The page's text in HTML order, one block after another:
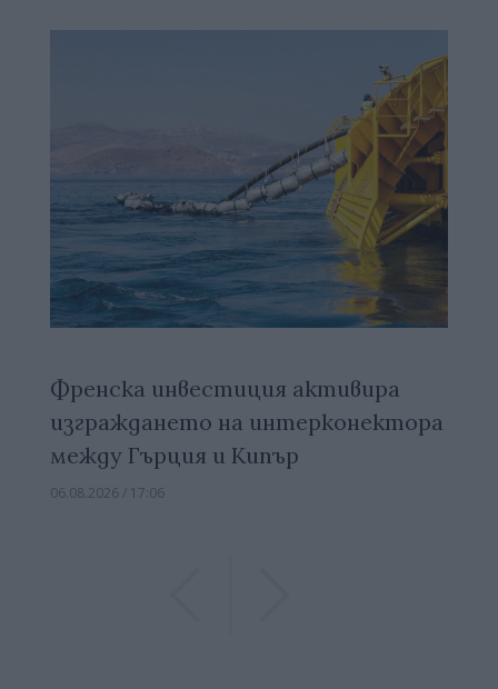
Френска инвестиция активира
изграждането на интерконектора
между Гърция и Кипър
06.08.2026 / 17:06